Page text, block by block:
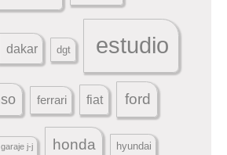
dakar dgt estudio
ferrari fiat ford
garaje j-j honda hyundai